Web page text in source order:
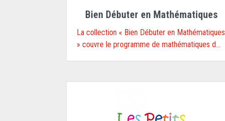
Bien Débuter en Mathématiques
La collection « Bien Débuter en Mathématiques
» couvre le programme de mathématiques d...